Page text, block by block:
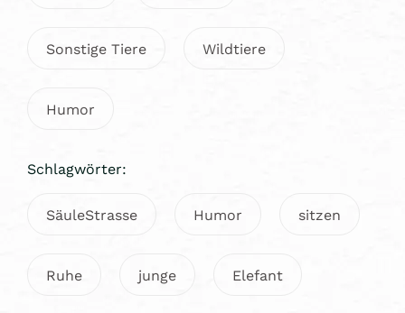
Sonstige Tiere Wildtiere
Humor
Schlagwörter:
SäuleStrasse Humor sitzen
Ruhe junge Elefant